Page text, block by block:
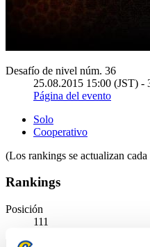
Desafío de nivel núm. 36
25.08.2015 15:00 (JST) -
Página del evento
Solo
Cooperativo
(Los rankings se actualizan cada
Rankings
Posición
111